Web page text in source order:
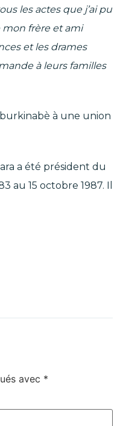
les actes que j’ai pu
frère et ami
et les drames
à leurs familles
burkinabè à une union
a été président du
au 15 octobre 1987. Il
avec *